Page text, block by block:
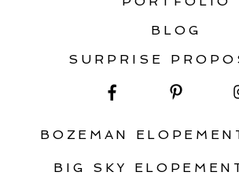
BLOG
SURPRISE
BOZEMAN
BIG SKY